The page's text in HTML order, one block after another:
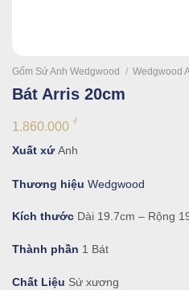
Gốm Sứ Anh Wedgwood / Wedgwood
Bát Arris 20cm
1.860.000 ₫
Xuất xứAnh
Thương hiệu Wedgwood
Kích thước Dài 19.7cm – Rộng
Thành phần 1 Bát
Chất Liệu Sứ xương